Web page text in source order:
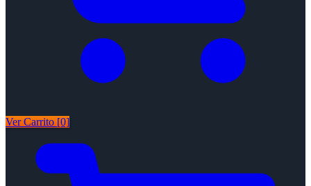
Ver Carrito [0]